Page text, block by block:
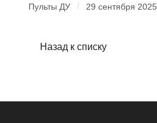
Пульты ДУ / 29 сентября 2025
Назад к списку